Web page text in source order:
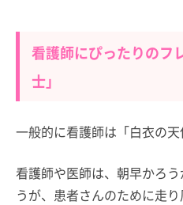
看護師にぴったりのフ
士」
一般的に看護師は「白衣の天
看護師や医師は、朝早かろ
うが、患者さんのために走り